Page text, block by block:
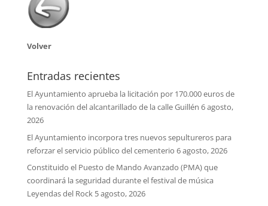
Volver
Entradas recientes
El Ayuntamiento aprueba la licitación por 170.000 euros de
la renovación del alcantarillado de la calle Guillén 6 agosto,
2026
El Ayuntamiento incorpora tres nuevos sepultureros para
reforzar el servicio público del cementerio 6 agosto, 2026
Constituido el Puesto de Mando Avanzado (PMA) que
coordinará la seguridad durante el festival de música
Leyendas del Rock 5 agosto, 2026